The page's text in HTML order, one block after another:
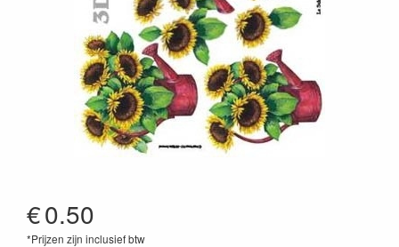
€0.50
*Prijzen zijn inclusief btw